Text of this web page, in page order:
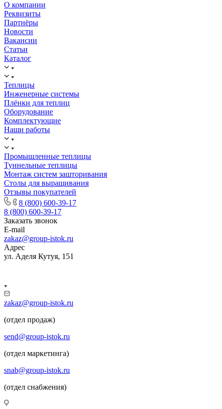
О компании
Реквизиты
Партнёры
Новости
Вакансии
Статьи
Каталог
Теплицы
Инженерные системы
Плёнки для теплиц
Оборудование
Комплектующие
Наши работы
Промышленные теплицы
Туннельные теплицы
Монтаж систем зашторивания
Столы для выращивания
Отзывы покупателей
8 (800) 600-39-17
8 (800) 600-39-17
Заказать звонок
E-mail
zakaz@group-istok.ru
Адрес
ул. Аделя Кутуя, 151
zakaz@group-istok.ru
(отдел продаж)
send@group-istok.ru
(отдел маркетинга)
snab@group-istok.ru
(отдел снабжения)